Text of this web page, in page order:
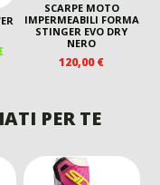
IL
320,00 €.
SCARPE MOTO
IMPERMEABILI FORMA
STINGER EVO DRY
NERO
120,00€
PER TE